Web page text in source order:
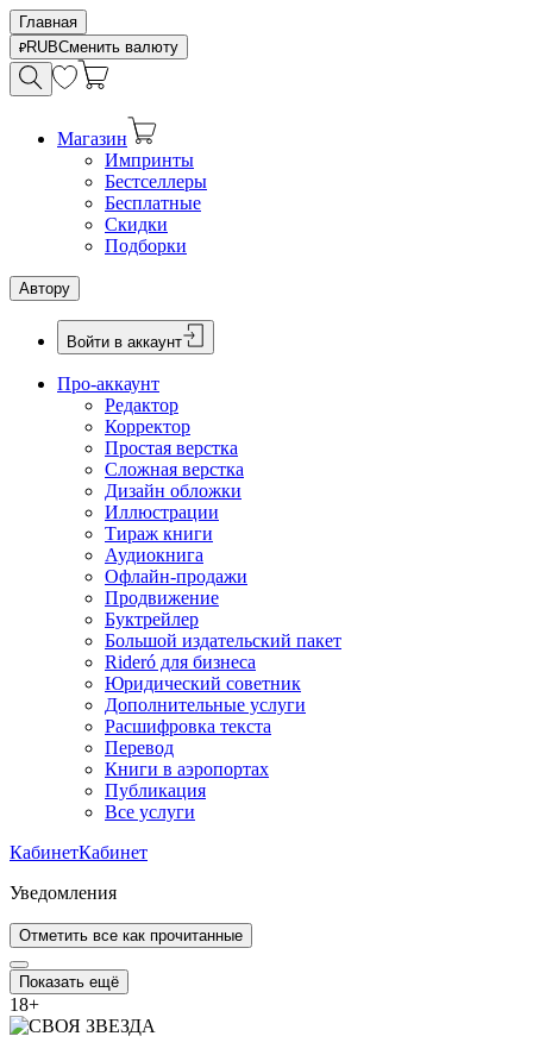
Главная
RUBСменить валюту
Магазин
Импринты
Бестселлеры
Бесплатные
Скидки
Подборки
Автору
Войти в аккаунт
Про-аккаунт
Редактор
Корректор
Простая верстка
Сложная верстка
Дизайн обложки
Иллюстрации
Тираж книги
Аудиокнига
Офлайн-продажи
Продвижение
Буктрейлер
Большой издательский пакет
Rideró для бизнеса
Юридический советник
Дополнительные услуги
Расшифровка текста
Перевод
Книги в аэропортах
Публикация
Все услуги
КабинетКабинет
Уведомления
Отметить все как прочитанные
Показать ещё
18+